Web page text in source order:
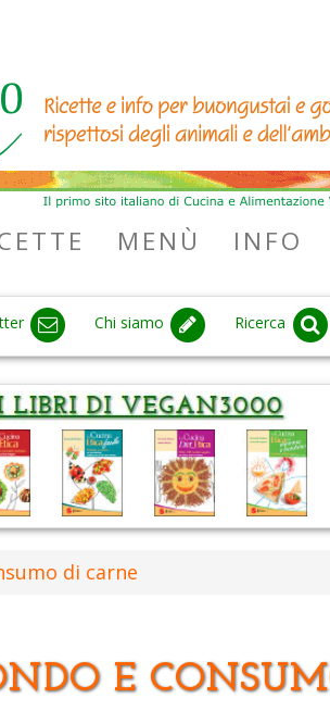
MENÙ INFO
Chi siamo Ricerca
di carne
E